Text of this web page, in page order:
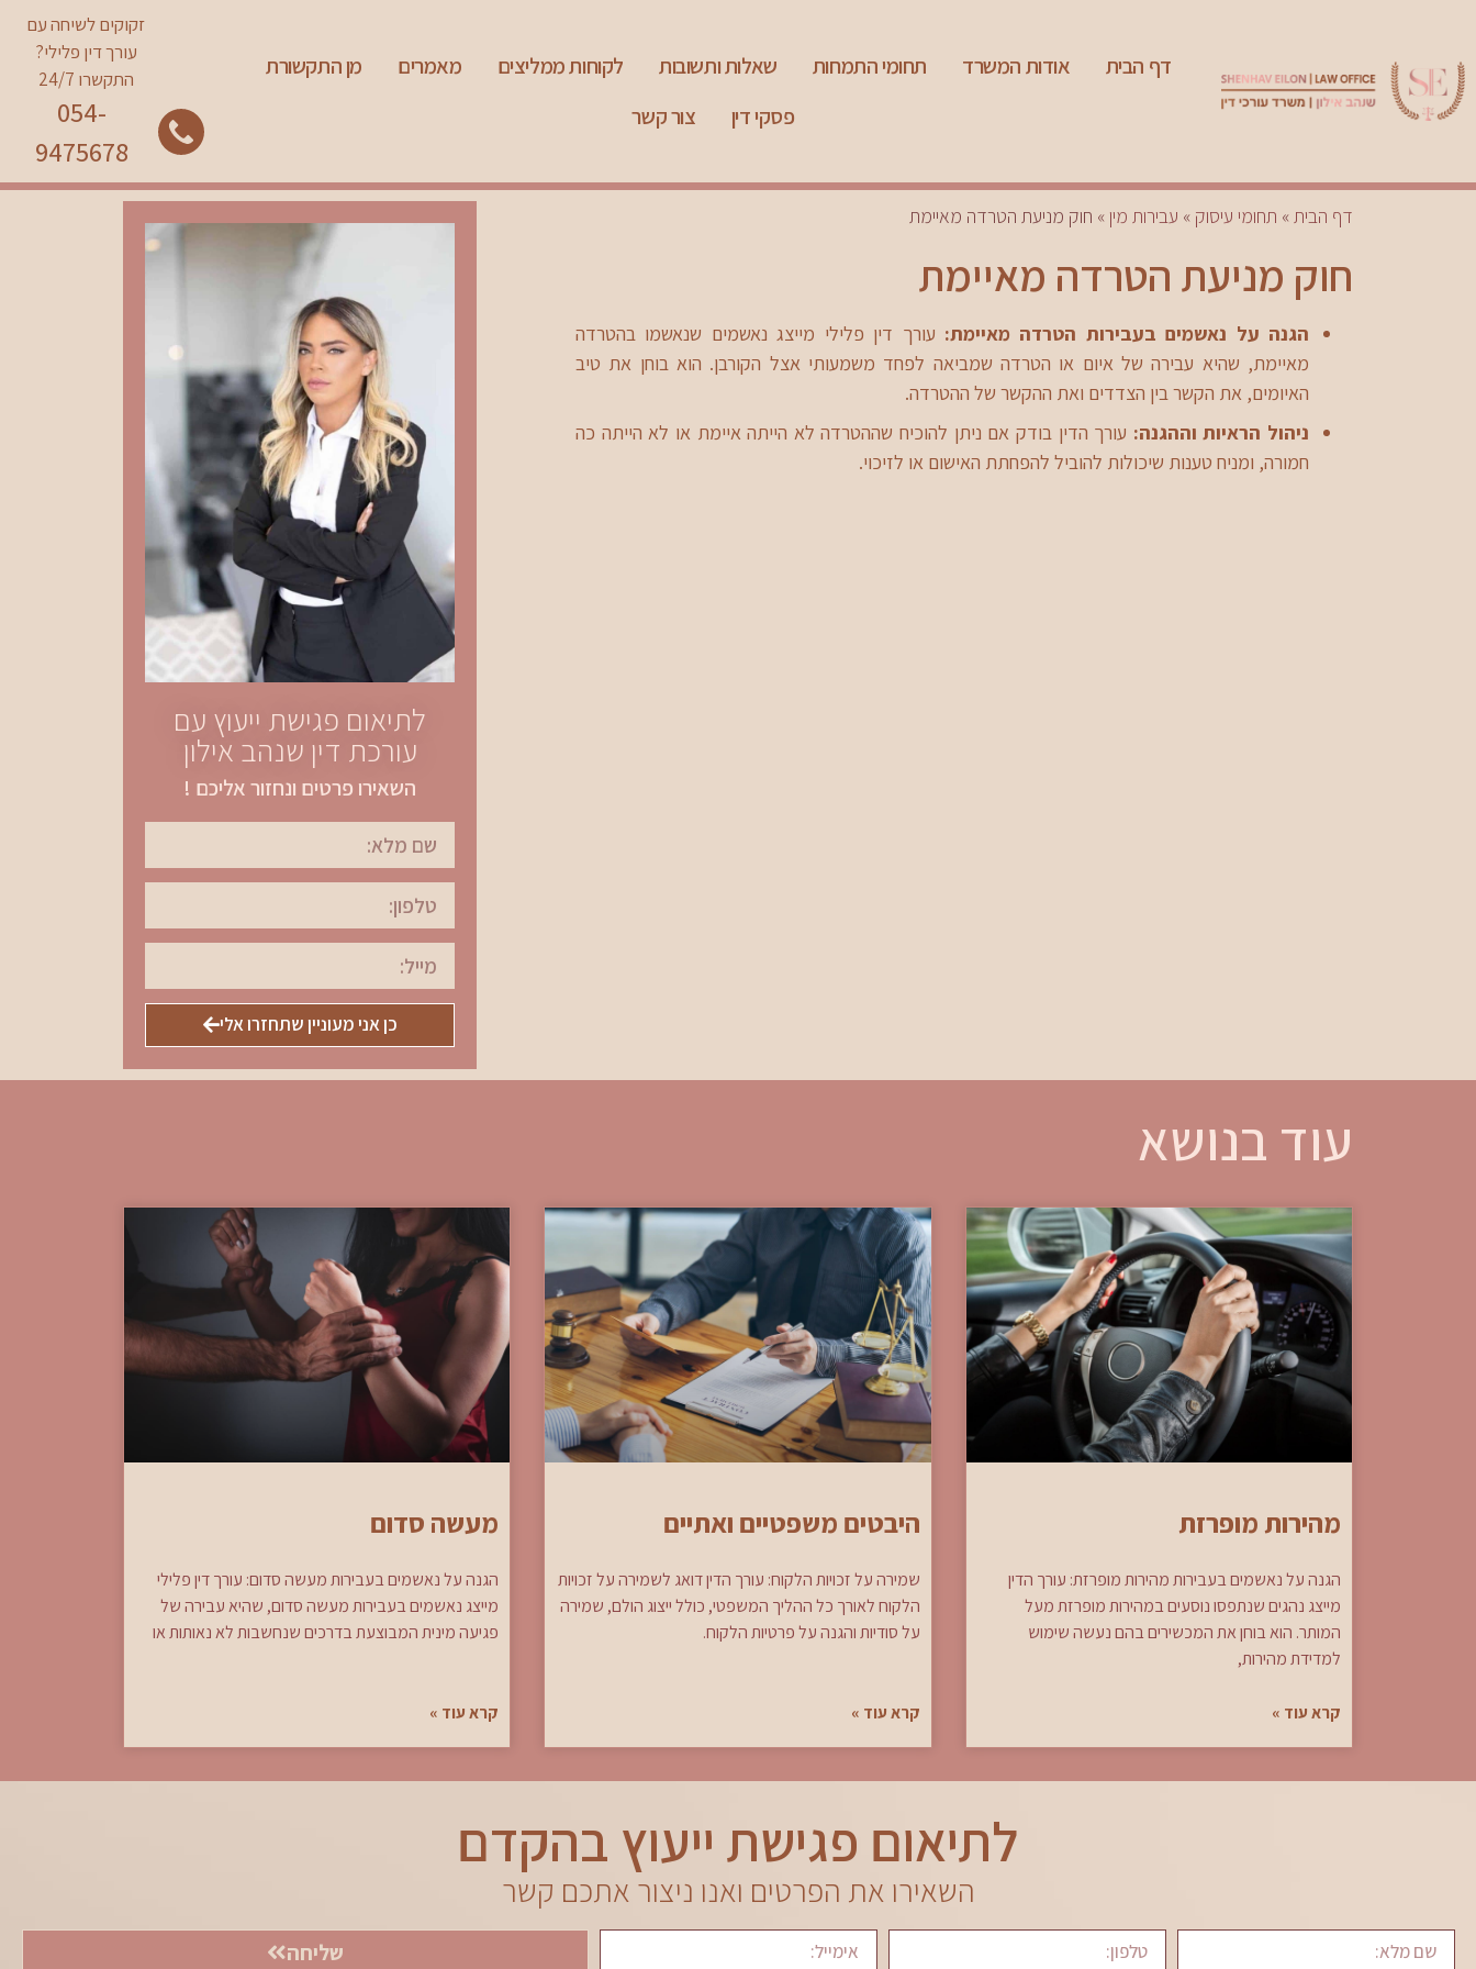
דף הבית אודות המשרד תחומי התמחות שאלות ותשובות לקוחות ממליצים מאמרים
מן התקשורת
פסקי דין
צור קשר
זקוקים לשיחה עם
עורך דין פלילי?
התקשרו 24/7
054-
9475678
דף הבית» תחומי עיסוק » עבירות מין» חוק מניעת הטרדה מאיימת
חוק מניעת הטרדה מאיימת
הגנה על נאשמים בעבירות הטרדה מאיימת: עורך דין פלילי מייצג נאשמים שנאשמו בהטרדה
מאיימת, שהיא עבירה של איום או הטרדה שמביאה לפחד משמעותי אצל הקורבן. הוא בוחן את טיב
האיומים, את הקשר בין הצדדים ואת ההקשר של ההטרדה.
ניהול הראיות וההגנה: עורך הדין בודק אם ניתן להוכיח שההטרדה לא הייתה איימת או לא הייתה כה
חמורה, ומניח טענות שיכולות להוביל להפחתת האישום או לזיכוי.
לתיאום פגישת ייעוץ עם
עורכת דין שנהב אילון
השאירו פרטים ונחזור אליכם !
כן אני מעוניין שתחזרו אלי
עוד בנושא
מהירות מופרזת
הגנה על נאשמים בעבירות מהירות מופרזת: עורך הדין
מייצג נהגים שנתפסו נוסעים במהירות מופרזת מעל
המותר. הוא בוחן את המכשירים בהם נעשה שימוש
למדידת מהירות,
קרא עוד »
היבטים משפטיים ואתיים
שמירה על זכויות הלקוח: עורך הדין דואג לשמירה על זכויות
הלקוח לאורך כל ההליך המשפטי, כולל ייצוג הולם, שמירה
על סודיות והגנה על פרטיות הלקוח.
קרא עוד »
מעשה סדום
הגנה על נאשמים בעבירות מעשה סדום: עורך דין פלילי
מייצג נאשמים בעבירות מעשה סדום, שהיא עבירה של
פגיעה מינית המבוצעת בדרכים שנחשבות לא נאותות או
קרא עוד »
לתיאום פגישת ייעוץ בהקדם
השאירו את הפרטים ואנו ניצור אתכם קשר
שליחה